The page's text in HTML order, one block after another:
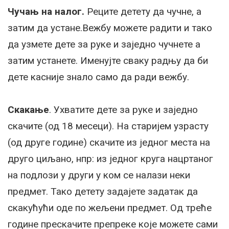
Чучањ на налог. Реците детету да чучне, а
затим да устане.Вежбу можете радити и тако
да узмете дете за руке и заједно чучнете а
затим устанете. Именујте сваку радњу да би
дете касније знало само да ради вежбу.
Скакање. Ухватите дете за руке и заједно
скачите (од 18 месеци). На старијем узрасту
(од друге године) скачите из једног места на
друго циљано, нпр: из једног круга нацртаног
на подлози у други у ком се налази неки
предмет. Тако детету задајете задатак да
скакућући оде по жељени предмет. Од треће
године прескачите препреке које можете сами